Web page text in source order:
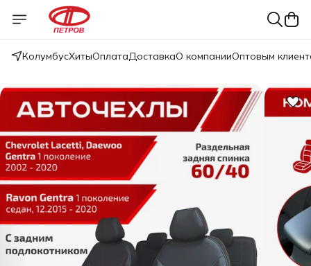
КолумбусХитыОплатаДоставкаО компанииОптовым